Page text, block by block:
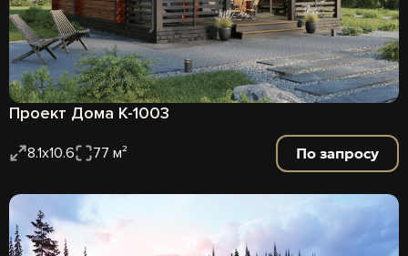
Проект Дома К-1003
8.1х10.6 77 м² По запросу